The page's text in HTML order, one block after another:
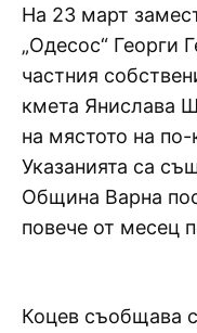
На 23 март
„Одесос“ Георги
частния
кмета Янислава
на мястото на
Указанията са
Община Варна
повече от месец
Коцев съобщава